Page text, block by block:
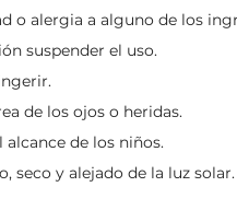
o alergia a alguno de los
suspender el uso.
de los ojos o heridas.
de los niños.
seco y alejado de la luz solar.